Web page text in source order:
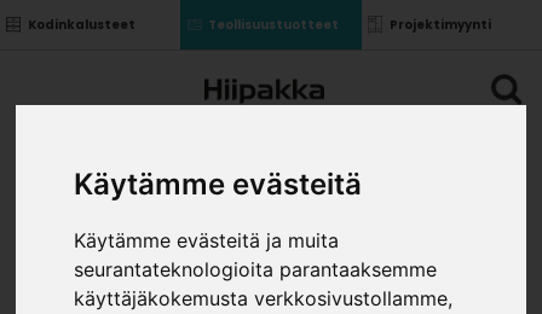
Käytämme evästeitä
Käytämme evästeitä ja muita
seurantateknologioita parantaaksemme
käyttäjäkokemusta verkkosivustollamme,
Kodinkalusteet Teollisuustuotteet Projektimyynti